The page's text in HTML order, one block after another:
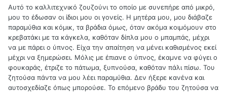
Αυτό το καλλιτεχνικό ζουζούνι το οποίο με συνεπήρε από μικρό,
μου το έδωσαν οι ίδιοι μου οι γονείς. Η μητέρα μου, μου διάβαζε
παραμύθια και κόμικ, τα βράδια όμως, όταν ακόμα κοιμόμουν στο
κρεβατάκι με τα κάγκελα, καθόταν δίπλα μου ο μπαμπάς, μέχρι
να με πάρει ο ύπνος. Είχα την απαίτηση να μένει καθισμένος εκεί
μέχρι να ξημερώσει. Μόλις με έπιανε ο ύπνος, έκαμνε να φύγει ο
φουκαράς, έτριζε το πάτωμα, ξυπνούσα, καθόταν πάλι πίσω. Του
ζητούσα πάντα να μου λέει παραμύθια. Δεν ήξερε κανένα και
αυτοσχεδίαζε όπως μπορούσε. Το επόμενο βράδυ του ζητούσα να